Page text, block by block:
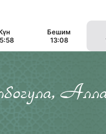
Бешим
13:08